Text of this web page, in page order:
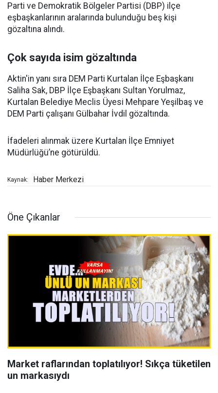
Parti ve Demokratik Bölgeler Partisi (DBP) ilçe
eşbaşkanlarının aralarında bulunduğu beş kişi
gözaltına alındı.
Çok sayıda isim gözaltında
Aktin'in yanı sıra DEM Parti Kurtalan İlçe Eşbaşkanı
Saliha Sak, DBP İlçe Eşbaşkanı Sultan Yorulmaz,
Kurtalan Belediye Meclis Üyesi Mehpare Yeşilbaş ve
DEM Parti çalışanı Gülbahar İvdil gözaltında.
İfadeleri alınmak üzere Kurtalan İlçe Emniyet
Müdürlüğü’ne götürüldü.
Kaynak: Haber Merkezi
Öne Çıkanlar
Market raflarından toplatılıyor! Sıkça tüketilen
un markasıydı